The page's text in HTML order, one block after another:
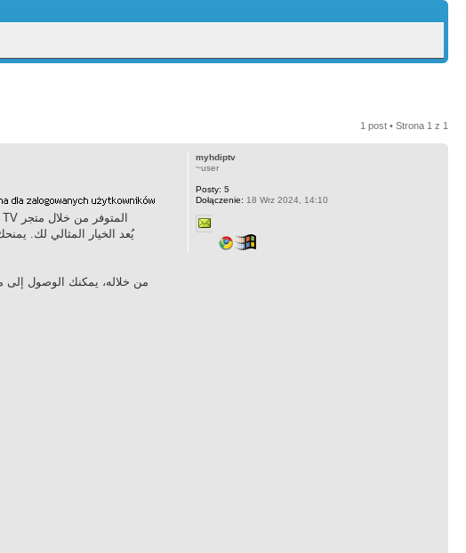
1 post • Strona 1 z 1
myhdiptv
~user
Posty: 5
Dołączenie: 18 Wrz 2024, 14:10